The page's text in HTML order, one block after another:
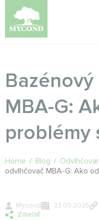
MBA-G:
problémy
Home / Blog /
odvlhčovač MBA-G: Ako
Mycond 23.05.2025
Zdieľať